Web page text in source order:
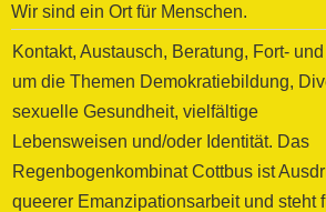
Wir sind ein Ort für Menschen.
Kontakt, Austausch, Beratung, Fort-
um die Themen Demokratiebildung,
sexuelle Gesundheit, vielfältige
Lebensweisen und/oder Identität. Das
Regenbogenkombinat Cottbus ist
queerer Emanzipationsarbeit und steht